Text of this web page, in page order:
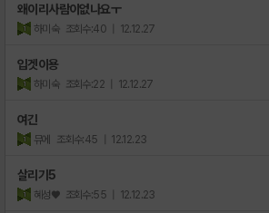
왜이리사람이없나요ㅜ
하미숙 조회수:40 | 12.12.27
입겟이용
하미숙 조회수:22 | 12.12.27
여긴
뮤에 조회수:45 | 12.12.23
살리기5
혜성♥ 조회수:55 | 12.12.23